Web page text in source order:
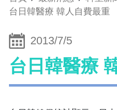
台日韓醫療 韓人自費最重
2013/7/5
台日韓醫療